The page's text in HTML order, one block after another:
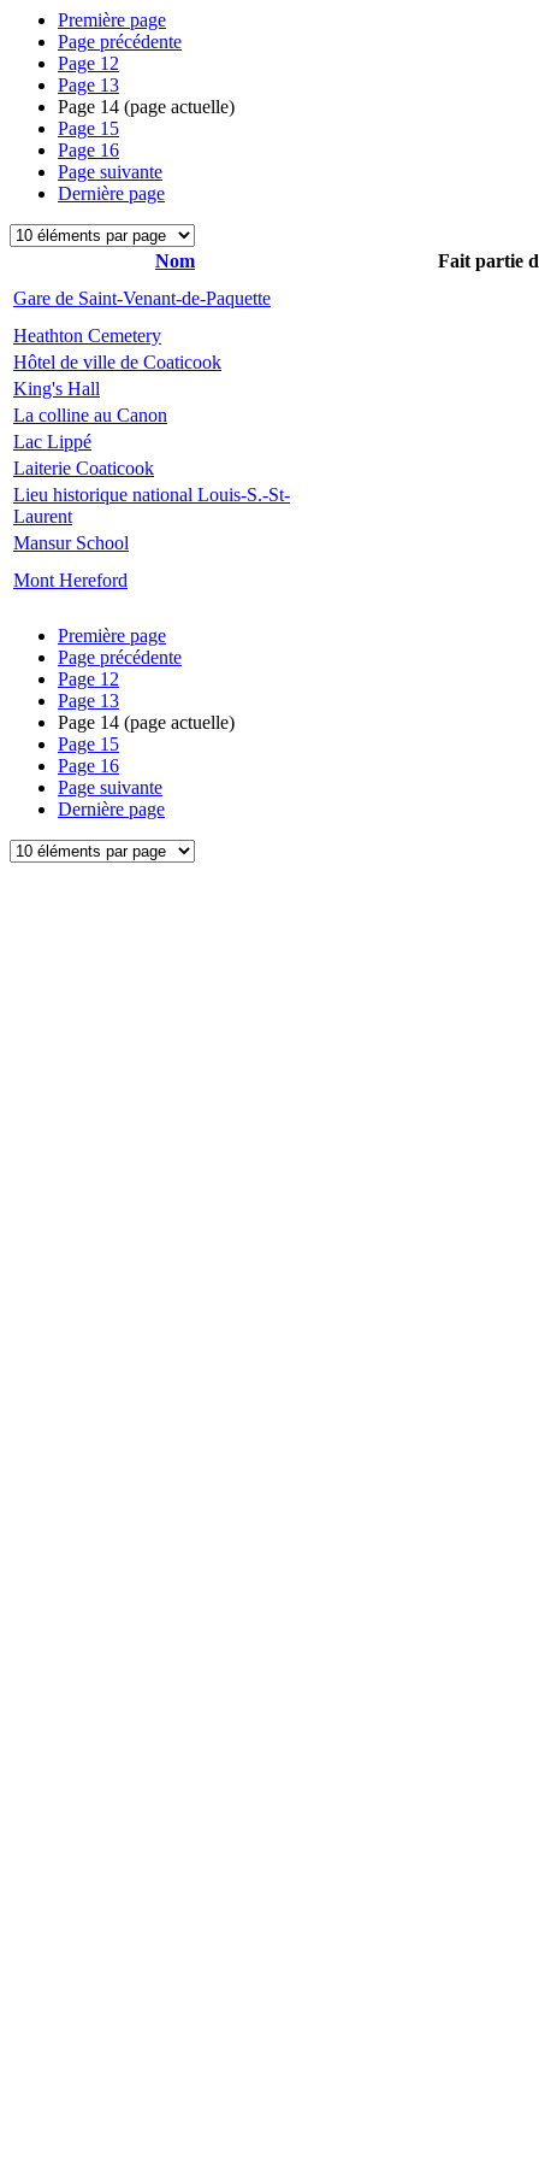
Première page
Page précédente
Page 12
Page 13
Page 14 (page actuelle)
Page 15
Page 16
Page suivante
Dernière page
Nom
Fait partie
Gare de Saint-Venant-de-Paquette
Heathton Cemetery
Hôtel de ville de Coaticook
King's Hall
La colline au Canon
Lac Lippé
Laiterie Coaticook
Lieu historique national Louis-S.-St-
Laurent
Mansur School
Mont Hereford
Première page
Page précédente
Page 12
Page 13
Page 14 (page actuelle)
Page 15
Page 16
Page suivante
Dernière page